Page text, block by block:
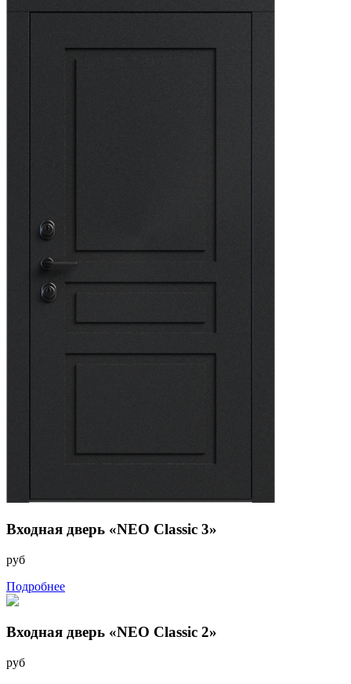
Входная дверь «NEO Classic 3»
руб
Подробнее
Входная дверь «NEO Classic 2»
руб